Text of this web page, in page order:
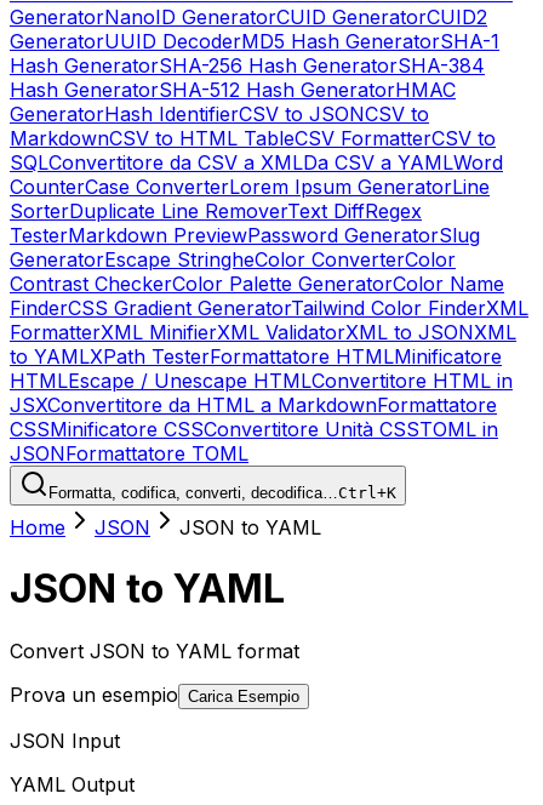
GeneratorNanoID GeneratorCUID GeneratorCUID2
GeneratorUUID DecoderMD5 Hash GeneratorSHA-1
Hash GeneratorSHA-256 Hash GeneratorSHA-384
Hash GeneratorSHA-512 Hash GeneratorHMAC
GeneratorHash IdentifierCSV to JSONCSV to
MarkdownCSV to HTML TableCSV FormatterCSV to
SQLConvertitore da CSV a XMLDa CSV a YAMLWord
CounterCase ConverterLorem Ipsum GeneratorLine
SorterDuplicate Line RemoverText DiffRegex
TesterMarkdown PreviewPassword GeneratorSlug
GeneratorEscape StringheColor ConverterColor
Contrast CheckerColor Palette GeneratorColor Name
FinderCSS Gradient GeneratorTailwind Color FinderXML
FormatterXML MinifierXML ValidatorXML to JSONXML
to YAMLXPath TesterFormattatore HTMLMinificatore
HTMLEscape / Unescape HTMLConvertitore HTML in
JSXConvertitore da HTML a MarkdownFormattatore
CSSMinificatore CSSConvertitore Unità CSSTOML in
JSONFormattatore TOML
Formatta, codifica, converti, decodifica…Ctrl+K
Home JSON JSON to YAML
JSON to YAML
Convert JSON to YAML format
Prova un esempio Carica Esempio
JSON Input
YAML Output